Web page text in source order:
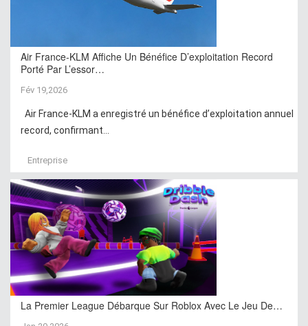
Air France-KLM Affiche Un Bénéfice D’exploitation Record
Porté Par L’essor…
Fév 19,2026
Air France-KLM a enregistré un bénéfice d’exploitation annuel
record, confirmant...
Entreprise
La Premier League Débarque Sur Roblox Avec Le Jeu De…